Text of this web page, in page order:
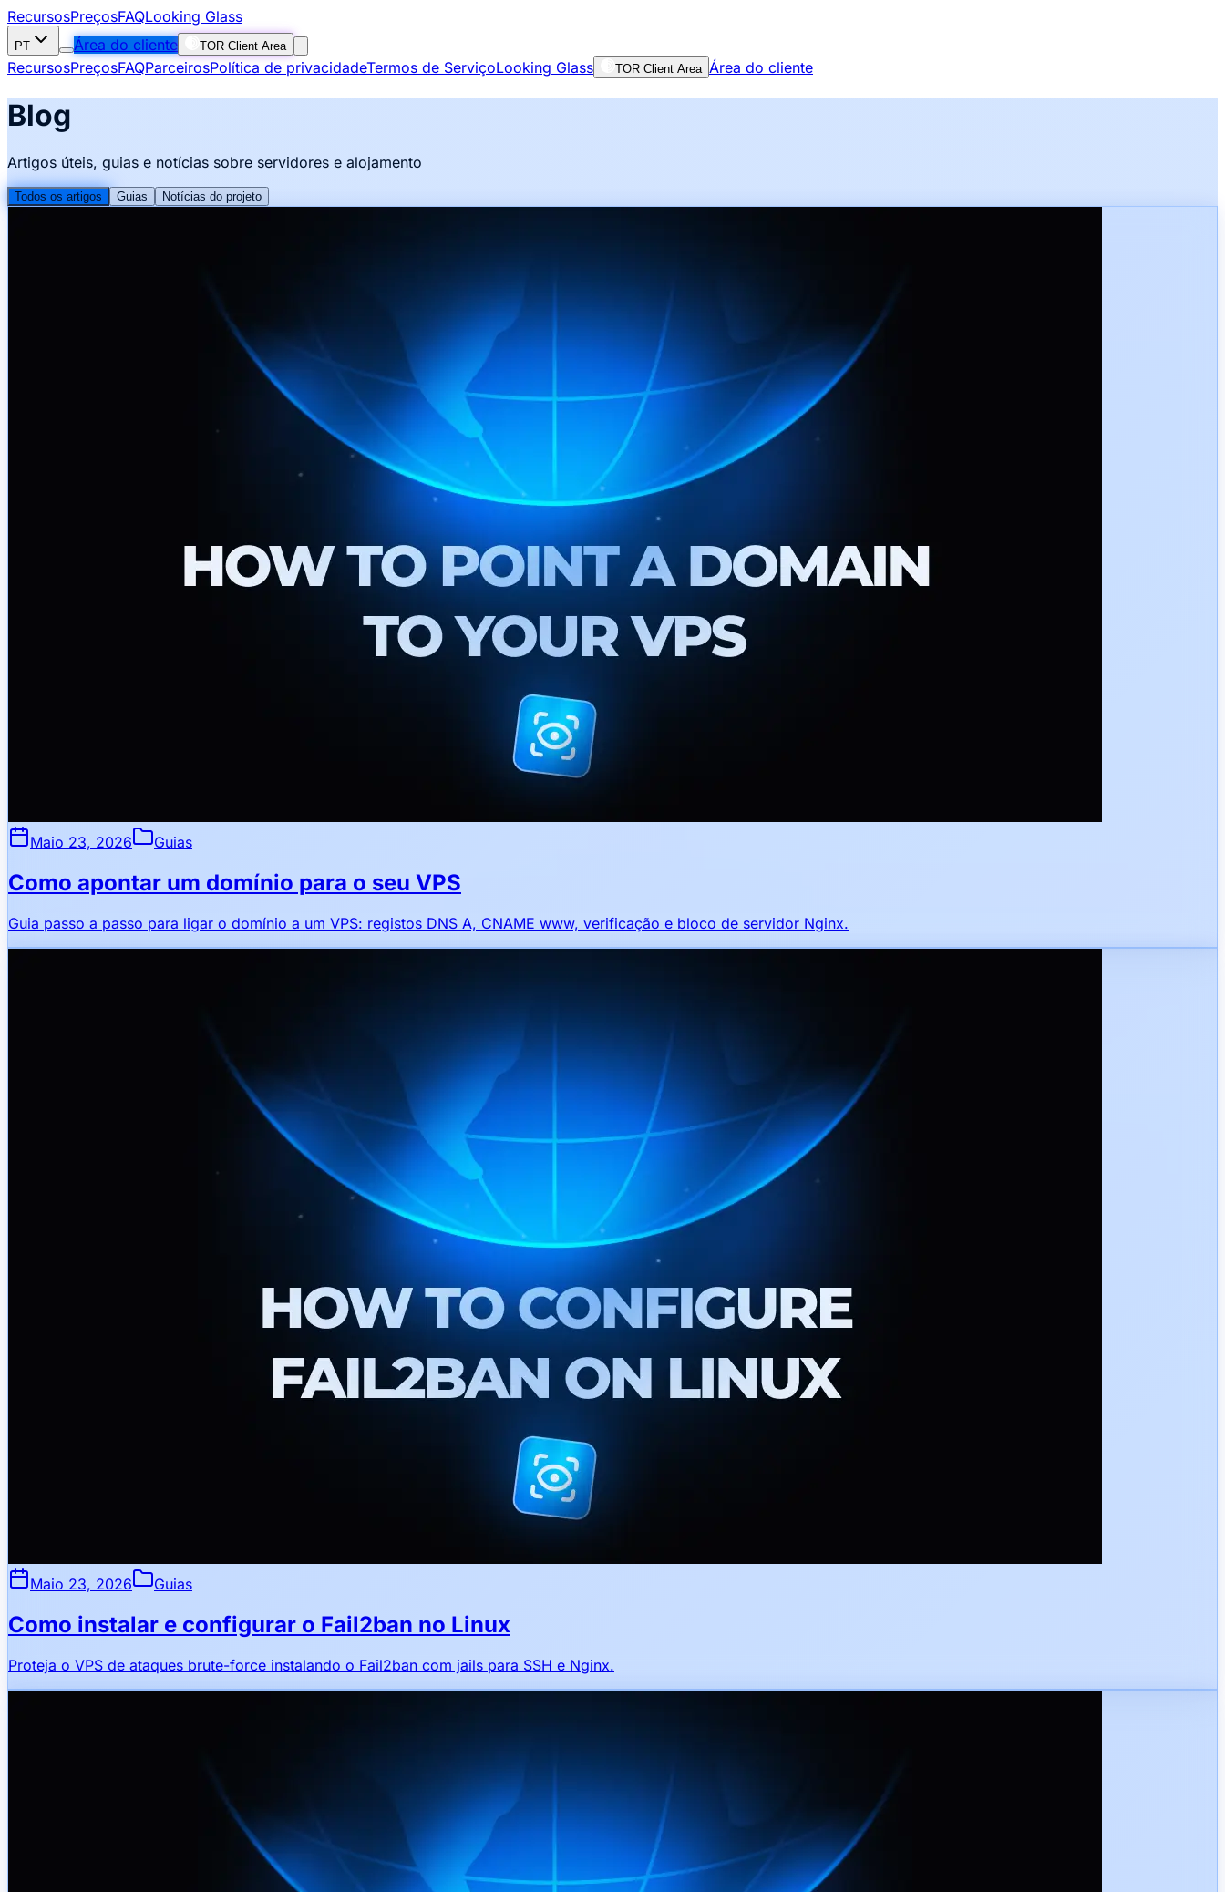
RecursosPreçosFAQLooking Glass
PT Área do cliente TOR Client Area
RecursosPreçosFAQParceirosPolítica de privacidadeTermos de ServiçoLooking Glass TOR Client Area Área do cliente
Blog
Artigos úteis, guias e notícias sobre servidores e alojamento
Todos os artigos Guias Notícias do projeto
Maio 23, 2026 Guias
Como apontar um domínio para o seu VPS
Guia passo a passo para ligar o domínio a um VPS: registos DNS A, CNAME www, verificação e bloco de servidor Nginx.
Maio 23, 2026 Guias
Como instalar e configurar o Fail2ban no Linux
Proteja o VPS de ataques brute-force instalando o Fail2ban com jails para SSH e Nginx.